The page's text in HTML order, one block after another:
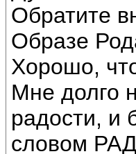
Обратите
Образе
Хорошо,
Мне долго
радости, и
словом